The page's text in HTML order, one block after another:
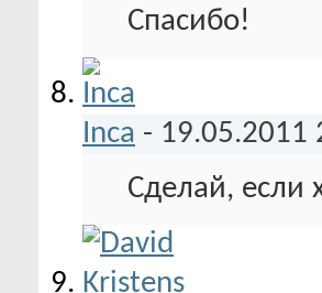
Спасибо!
Inca - 19.05.2011
Сделай, если